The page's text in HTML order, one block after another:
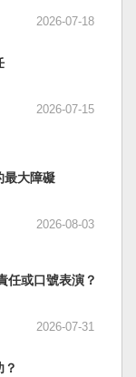
2026-07-18
2026-07-15
最大障礙
2026-08-03
任或口號表演？
2026-07-31